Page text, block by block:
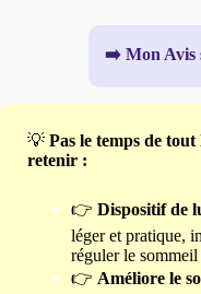
➡️ Mon Avis
💡 Pas le temps de
retenir :
👉 Dispositif de
léger et pratique,
réguler le sommeil
👉 Améliore le